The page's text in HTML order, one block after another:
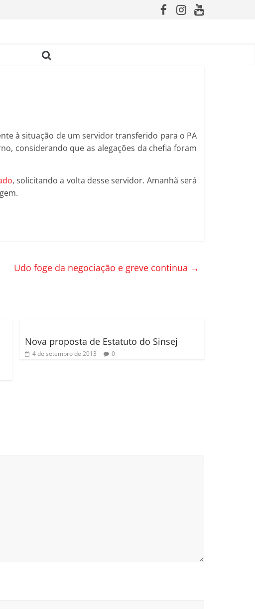
à situação de um servidor transferido para o PA
considerando que as alegações da chefia foram
, solicitando a volta desse servidor. Amanhã será
Udo foge da negociação e greve continua →
Nova proposta de Estatuto do Sinsej
4 de setembro de 2013 0